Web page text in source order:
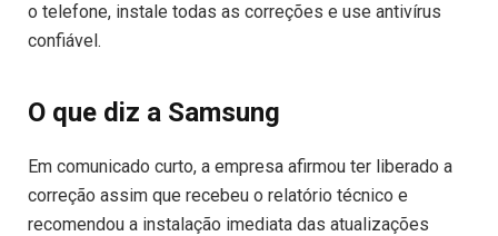
o telefone, instale todas as correções e use antivírus
confiável.
O que diz a Samsung
Em comunicado curto, a empresa afirmou ter liberado a
correção assim que recebeu o relatório técnico e
recomendou a instalação imediata das atualizações